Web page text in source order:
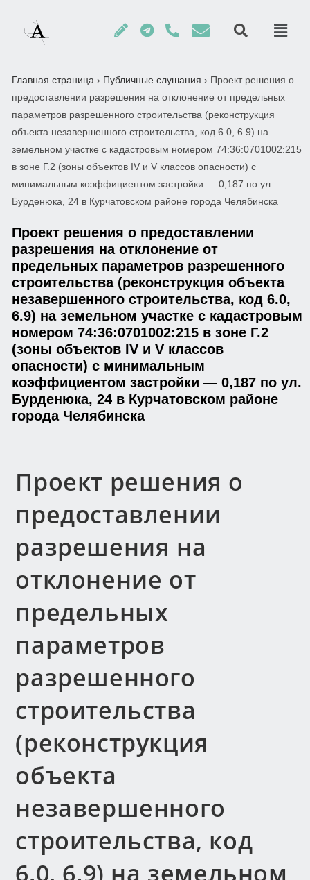
Главная страница › Публичные слушания › Проект решения о
предоставлении разрешения на отклонение от предельных
параметров разрешенного строительства (реконструкция
объекта незавершенного строительства, код 6.0, 6.9) на
земельном участке с кадастровым номером 74:36:0701002:215
в зоне Г.2 (зоны объектов IV и V классов опасности) с
минимальным коэффициентом застройки — 0,187 по ул.
Бурденюка, 24 в Курчатовском районе города Челябинска
Проект решения о предоставлении
разрешения на отклонение от
предельных параметров разрешенного
строительства (реконструкция объекта
незавершенного строительства, код 6.0,
6.9) на земельном участке с кадастровым
номером 74:36:0701002:215 в зоне Г.2
(зоны объектов IV и V классов
опасности) с минимальным
коэффициентом застройки — 0,187 по ул.
Бурденюка, 24 в Курчатовском районе
города Челябинска
Проект решения о
предоставлении
разрешения на
отклонение от
предельных
параметров
разрешенного
строительства
(реконструкция
объекта
незавершенного
строительства, код
6.0, 6.9) на земельном